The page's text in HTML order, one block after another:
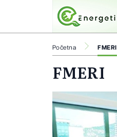
Početna FMERI
FMERI